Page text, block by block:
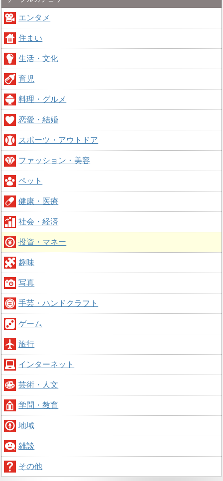
エンタメ
住まい
生活・文化
育児
料理・グルメ
恋愛・結婚
スポーツ・アウトドア
ファッション・美容
ペット
健康・医療
社会・経済
投資・マネー
趣味
写真
手芸・ハンドクラフト
ゲーム
旅行
インターネット
芸術・人文
学問・教育
地域
雑談
その他